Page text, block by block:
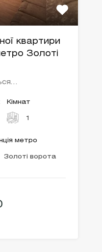
квартири
Золоті
Кімнат
1
метро
Золоті ворота